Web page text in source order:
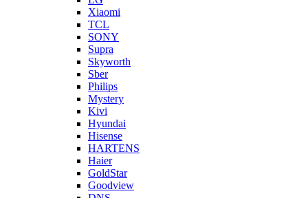
Xiaomi
TCL
SONY
Supra
Skyworth
Sber
Philips
Mystery
Kivi
Hyundai
Hisense
HARTENS
Haier
GoldStar
Goodview